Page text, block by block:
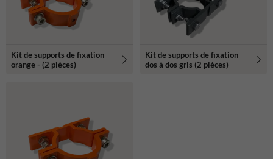
Kit de supports de fixation
orange - (2 pièces)
Kit de supports de fixation
dos à dos gris (2 pièces)